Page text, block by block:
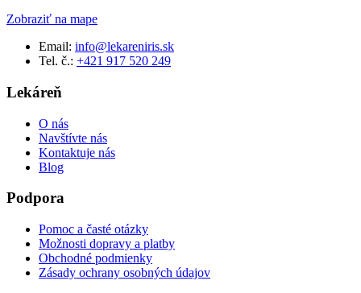
Zobraziť na mape
Email: info@lekareniris.sk
Tel. č.: +421 917 520 249
Lekáreň
O nás
Navštívte nás
Kontaktuje nás
Blog
Podpora
Pomoc a časté otázky
Možnosti dopravy a platby
Obchodné podmienky
Zásady ochrany osobných údajov